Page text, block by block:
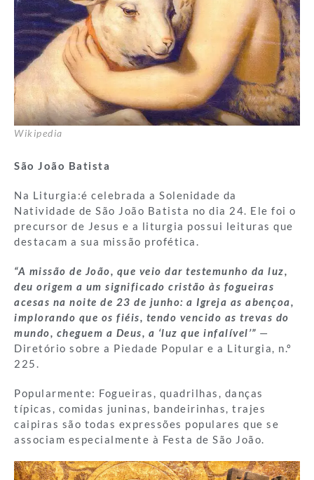
Wikipedia
São João Batista
Na Liturgia:é celebrada a Solenidade da
Natividade de São João Batista no dia 24. Ele foi o
precursor de Jesus e a liturgia possui leituras que
destacam a sua missão profética.
“A missão de João, que veio dar testemunho da luz,
deu origem a um significado cristão às fogueiras
acesas na noite de 23 de junho: a Igreja as abençoa,
implorando que os fiéis, tendo vencido as trevas do
mundo, cheguem a Deus, a ‘luz que infalível’” —
Diretório sobre a Piedade Popular e a Liturgia, n.º
225.
Popularmente: Fogueiras, quadrilhas, danças
típicas, comidas juninas, bandeirinhas, trajes
caipiras são todas expressões populares que se
associam especialmente à Festa de São João.